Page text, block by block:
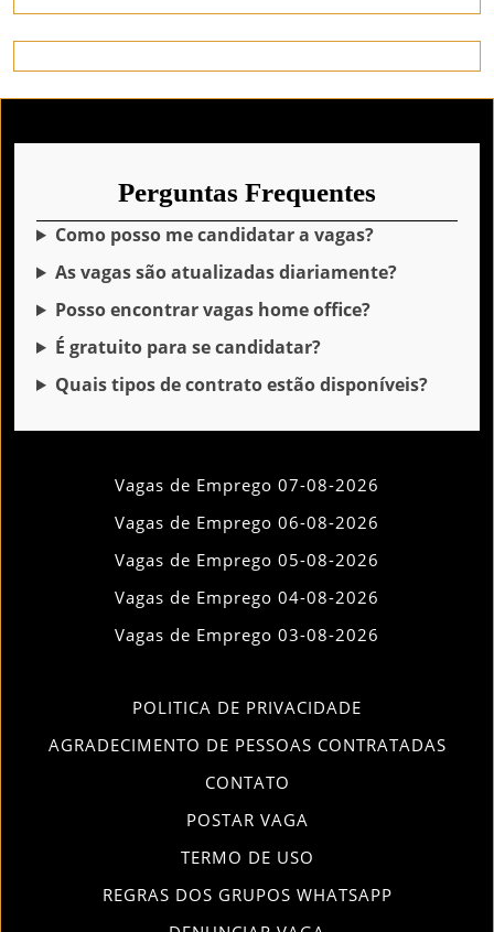
the
home
page
Perguntas Frequentes
Como posso me candidatar a vagas?
As vagas são atualizadas diariamente?
Posso encontrar vagas home office?
É gratuito para se candidatar?
Quais tipos de contrato estão disponíveis?
Vagas de Emprego 07-08-2026
Vagas de Emprego 06-08-2026
Vagas de Emprego 05-08-2026
Vagas de Emprego 04-08-2026
Vagas de Emprego 03-08-2026
POLITICA DE PRIVACIDADE
AGRADECIMENTO DE PESSOAS CONTRATADAS
CONTATO
POSTAR VAGA
TERMO DE USO
REGRAS DOS GRUPOS WHATSAPP